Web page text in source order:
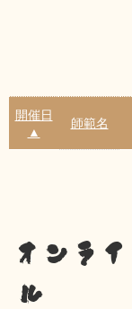
開催日
▲
師範名
オンラ
ル